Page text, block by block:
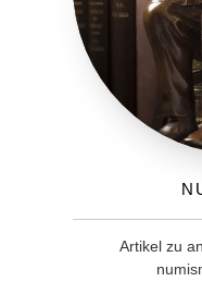
Artikel zu